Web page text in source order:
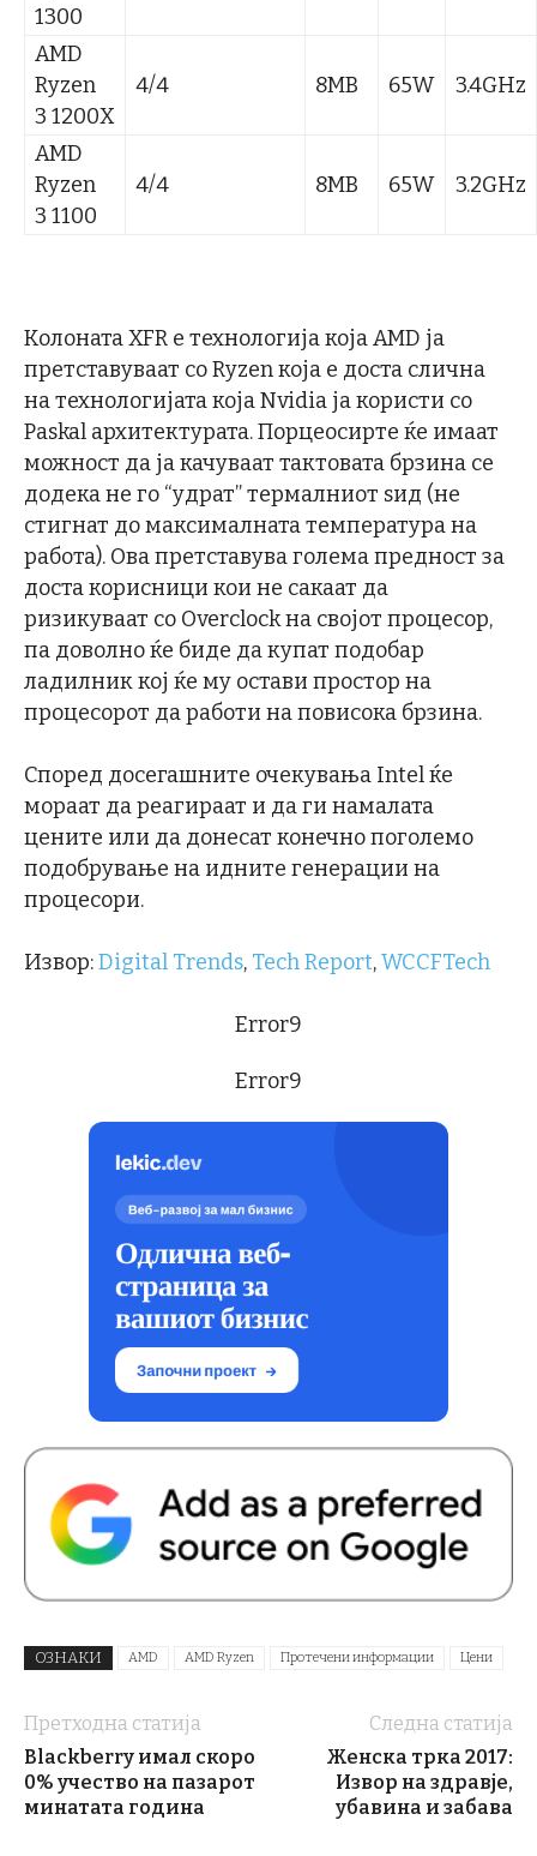
1300
AMD
Ryzen
3 1200X
4/4 8MB 65W 3.4GHz
AMD
Ryzen
3 1100
4/4 8MB 65W 3.2GHz
Колоната XFR е технологија која AMD ја
претставуваат со Ryzen која е доста слична
на технологијата која Nvidia ја користи со
Paskal архитектурата. Порцеосирте ќе имаат
можност да ја качуваат тактовата брзина се
додека не го “удрат” термалниот ѕид (не
стигнат до максималната температура на
работа). Ова претставува голема предност за
доста корисници кои не сакаат да
ризикуваат со Overclock на својот процесор,
па доволно ќе биде да купат подобар
ладилник кој ќе му остави простор на
процесорот да работи на повисока брзина.
Според досегашните очекувања Intel ќе
мораат да реагираат и да ги намалата
цените или да донесат конечно поголемо
подобрување на идните генерации на
процесори.
Извор:Digital Trends, Tech Report,WCCFTech
Error9
Error9
ОЗНАКИ AMD AMD Ryzen Протечени информации Цени
Претходна статија
Blackberry имал скоро
0% учество на пазарот
минатата година
Следна статија
Женска трка 2017:
Извор на здравје,
убавина и забава